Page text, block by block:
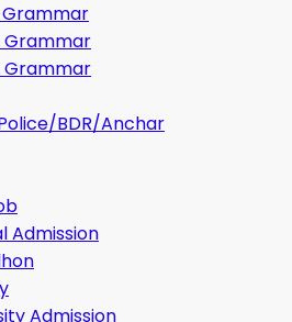
Grammar
Grammar
BDR/Anchar
Admission
Admission